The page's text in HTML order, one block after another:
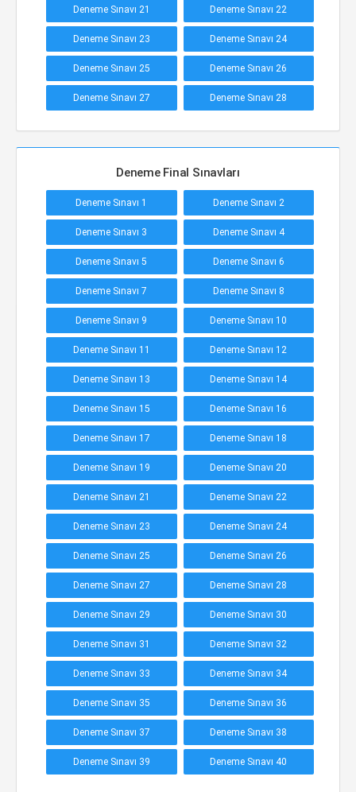
Deneme Sınavı 21 Deneme Sınavı 22
Deneme Sınavı 23 Deneme Sınavı 24
Deneme Sınavı 25 Deneme Sınavı 26
Deneme Sınavı 27 Deneme Sınavı 28
Deneme Final Sınavları
Deneme Sınavı 1 Deneme Sınavı 2
Deneme Sınavı 3 Deneme Sınavı 4
Deneme Sınavı 5 Deneme Sınavı 6
Deneme Sınavı 7 Deneme Sınavı 8
Deneme Sınavı 9 Deneme Sınavı 10
Deneme Sınavı 11 Deneme Sınavı 12
Deneme Sınavı 13 Deneme Sınavı 14
Deneme Sınavı 15 Deneme Sınavı 16
Deneme Sınavı 17 Deneme Sınavı 18
Deneme Sınavı 19 Deneme Sınavı 20
Deneme Sınavı 21 Deneme Sınavı 22
Deneme Sınavı 23 Deneme Sınavı 24
Deneme Sınavı 25 Deneme Sınavı 26
Deneme Sınavı 27 Deneme Sınavı 28
Deneme Sınavı 29 Deneme Sınavı 30
Deneme Sınavı 31 Deneme Sınavı 32
Deneme Sınavı 33 Deneme Sınavı 34
Deneme Sınavı 35 Deneme Sınavı 36
Deneme Sınavı 37 Deneme Sınavı 38
Deneme Sınavı 39 Deneme Sınavı 40